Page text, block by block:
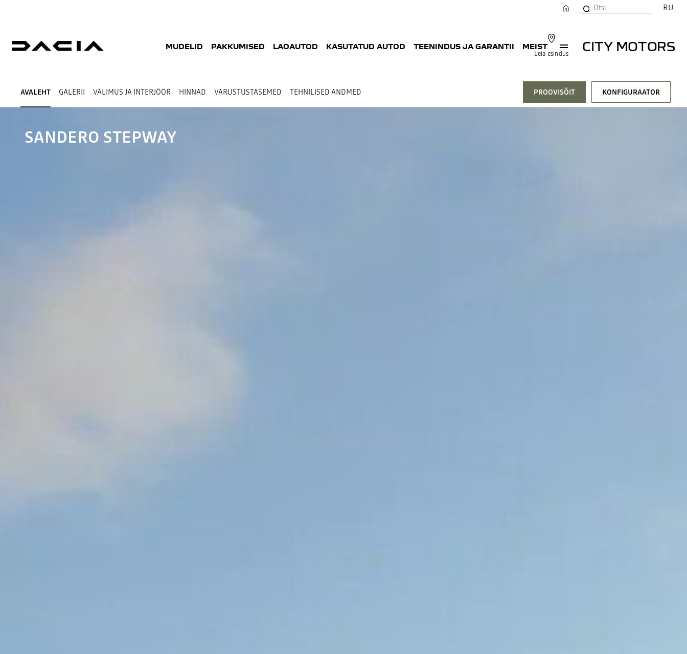
Leia esindus
CITY MOTORS
MUDELID PAKKUMISED LAOAUTOD KASUTATUD AUTOD TEENINDUS JA GARANTII MEIST
RU
AVALEHT GALERII VÄLIMUS JA INTERJÖÖR HINNAD VARUSTUSTASEMED TEHNILISED ANDMED PROOVISÕIT KONFIGURAATOR
SANDERO STEPWAY